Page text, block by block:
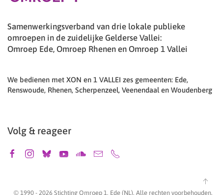
Samenwerkingsverband van drie lokale publieke
omroepen in de zuidelijke Gelderse Vallei:
Omroep Ede, Omroep Rhenen en Omroep 1 Vallei
We bedienen met XON en 1 VALLEI zes gemeenten: Ede,
Renswoude, Rhenen, Scherpenzeel, Veenendaal en Woudenberg
Volg & reageer
© 1990 - 2026 Stichting Omroep 1, Ede (NL). Alle rechten voorbehouden.